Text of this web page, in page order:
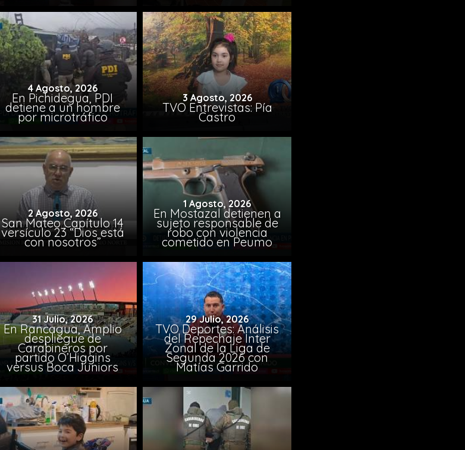
4 Agosto, 2026
En Pichidegua, PDI
detiene a un hombre
por microtráfico
3 Agosto, 2026
TVO Entrevistas: Pía
Castro
2 Agosto, 2026
San Mateo Capítulo 14
versículo 23 “Dios está
con nosotros”
1 Agosto, 2026
En Mostazal detienen a
sujeto responsable de
robo con violencia
cometido en Peumo
31 Julio, 2026
En Rancagua, Amplio
despliegue de
Carabineros por
partido O’Higgins
versus Boca Juniors
29 Julio, 2026
TVO Deportes: Análisis
del Repechaje Inter
Zonal de la Liga de
Segunda 2026 con
Matías Garrido